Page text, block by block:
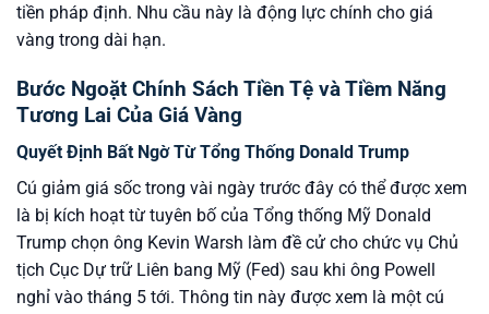
tiền pháp định. Nhu cầu này là động lực chính cho giá
vàng trong dài hạn.
Bước Ngoặt Chính Sách Tiền Tệ và Tiềm Năng
Tương Lai Của Giá Vàng
Quyết Định Bất Ngờ Từ Tổng Thống Donald Trump
Cú giảm giá sốc trong vài ngày trước đây có thể được xem
là bị kích hoạt từ tuyên bố của Tổng thống Mỹ Donald
Trump chọn ông Kevin Warsh làm đề cử cho chức vụ Chủ
tịch Cục Dự trữ Liên bang Mỹ (Fed) sau khi ông Powell
nghỉ vào tháng 5 tới. Thông tin này được xem là một cú